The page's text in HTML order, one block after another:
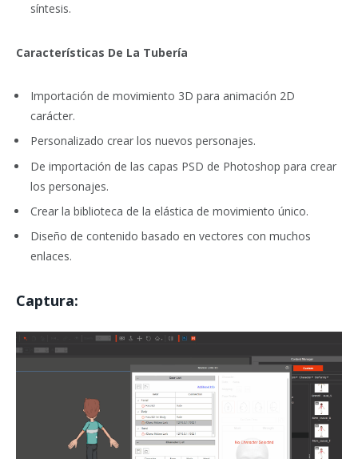
síntesis.
Características De La Tubería
Importación de movimiento 3D para animación 2D
carácter.
Personalizado crear los nuevos personajes.
De importación de las capas PSD de Photoshop para crear
los personajes.
Crear la biblioteca de la elástica de movimiento único.
Diseño de contenido basado en vectores con muchos
enlaces.
Captura: